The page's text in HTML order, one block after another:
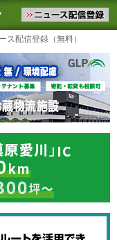
します。物流ニュ
よく見るテーマ
ス配信登録（無料）